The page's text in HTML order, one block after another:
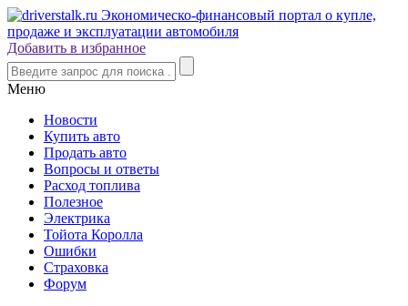
Добавить в избранное
Меню
Новости
Купить авто
Продать авто
Вопросы и ответы
Расход топлива
Полезное
Электрика
Тойота Королла
Ошибки
Страховка
Форум